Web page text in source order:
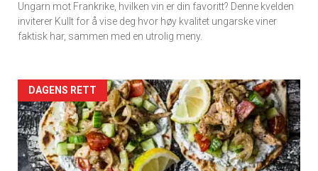
Ungarn mot Frankrike, hvilken vin er din favoritt? Denne kvelden
inviterer Kullt for å vise deg hvor høy kvalitet ungarske viner
faktisk har, sammen med en utrolig meny.
Forsiden
akkurat
nå
DAGENS RETT